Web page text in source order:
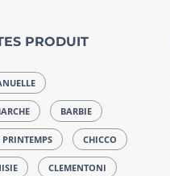
PRODUIT
BARBIE
CHICCO
CLEMENTONI